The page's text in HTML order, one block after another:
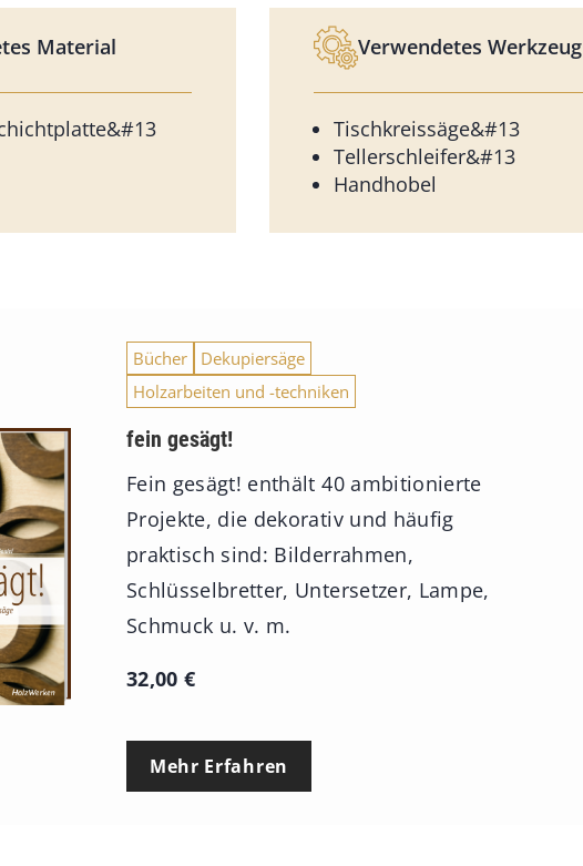
Material Verwendetes Werkzeug
Tischkreissäge&#13
Tellerschleifer&#13
Handhobel
Bücher
Dekupiersäge
Holzarbeiten und -techniken
fein gesägt!
Fein gesägt! enthält 40 ambitionierte
Projekte, die dekorativ und häufig
praktisch sind: Bilderrahmen,
Schlüsselbretter, Untersetzer, Lampe,
Schmuck u. v. m.
32,00 €
Mehr Erfahren